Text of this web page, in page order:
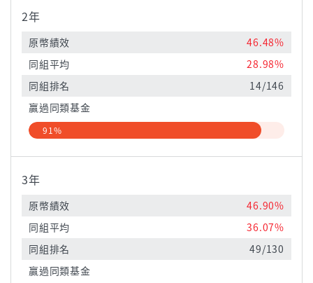
2年
原幣績效
46.48%
同組平均
28.98%
同組排名
14/146
贏過同類基金
91%
3年
原幣績效
46.90%
同組平均
36.07%
同組排名
49/130
贏過同類基金